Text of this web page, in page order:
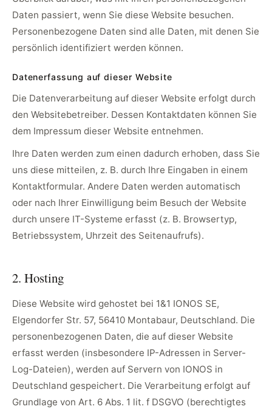
Daten passiert, wenn Sie diese Website besuchen.
Personenbezogene Daten sind alle Daten, mit denen Sie
persönlich identifiziert werden können.
Datenerfassung auf dieser Website
Die Datenverarbeitung auf dieser Website erfolgt durch
den Websitebetreiber. Dessen Kontaktdaten können Sie
dem Impressum dieser Website entnehmen.
Ihre Daten werden zum einen dadurch erhoben, dass Sie
uns diese mitteilen, z. B. durch Ihre Eingaben in einem
Kontaktformular. Andere Daten werden automatisch
oder nach Ihrer Einwilligung beim Besuch der Website
durch unsere IT-Systeme erfasst (z. B. Browsertyp,
Betriebssystem, Uhrzeit des Seitenaufrufs).
2. Hosting
Diese Website wird gehostet bei 1&1 IONOS SE,
Elgendorfer Str. 57, 56410 Montabaur, Deutschland. Die
personenbezogenen Daten, die auf dieser Website
erfasst werden (insbesondere IP-Adressen in Server-
Log-Dateien), werden auf Servern von IONOS in
Deutschland gespeichert. Die Verarbeitung erfolgt auf
Grundlage von Art. 6 Abs. 1 lit. f DSGVO (berechtigtes